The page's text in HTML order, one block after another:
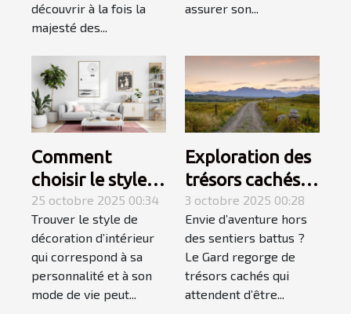
découvrir à la fois la
majesté des...
assurer son...
Comment
choisir le style
de décoration
d'intérieur qui
vous correspond
?
25 octobre 2025 00:34
Trouver le style de
décoration d’intérieur
qui correspond à sa
personnalité et à son
mode de vie peut...
Exploration des
trésors cachés
du Gard :
itinéraires
méconnus ?
3 octobre 2025 00:28
Envie d’aventure hors
des sentiers battus ?
Le Gard regorge de
trésors cachés qui
attendent d’être...